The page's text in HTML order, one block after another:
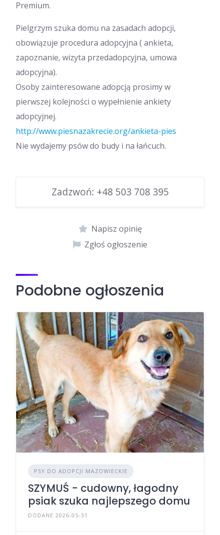
Premium.
Pielgrzym szuka domu na zasadach adopcji,
obowiązuje procedura adopcyjna ( ankieta,
zapoznanie, wizyta przedadopcyjna, umowa
adopcyjna).
Osoby zainteresowane adopcją prosimy w
pierwszej kolejności o wypełnienie ankiety
adopcyjnej.
http://www.piesnazakrecie.org/ankieta-pies
Nie wydajemy psów do budy i na łańcuch.
Zadzwoń: +48 503 708 395
Napisz opinię
Zgłoś ogłoszenie
Podobne ogłoszenia
PSY DO ADOPCJI MAZOWIECKIE
SZYMUŚ - cudowny, łagodny
psiak szuka najlepszego domu
DODANE 2026-05-31